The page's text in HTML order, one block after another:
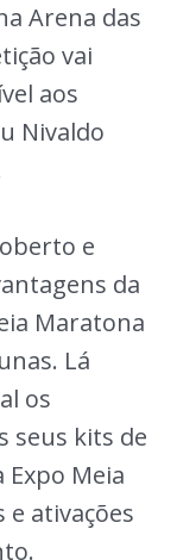
Arena das
vai
aos
Nivaldo
e
da
Maratona
Lá
os
seus kits de
Meia
e ativações